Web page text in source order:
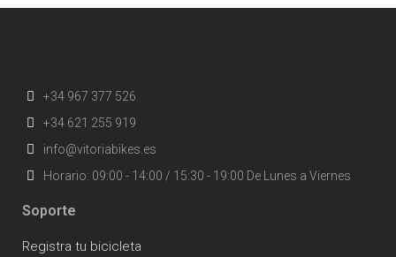
+34 967 377 526
+34 621 255 919
info@vitoriabikes.es
Horario: 09:00 - 14:00 / 15:30 - 19:00 De Lunes a Viernes
Soporte
Registra tu bicicleta